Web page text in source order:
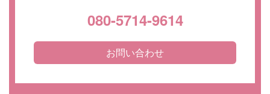
080-5714-9614
お問い合わせ